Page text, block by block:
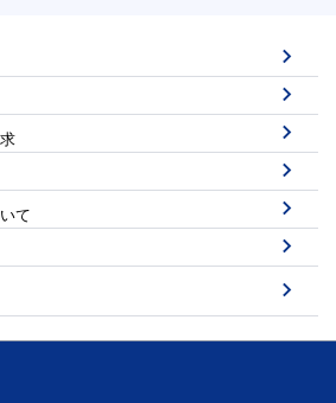
て